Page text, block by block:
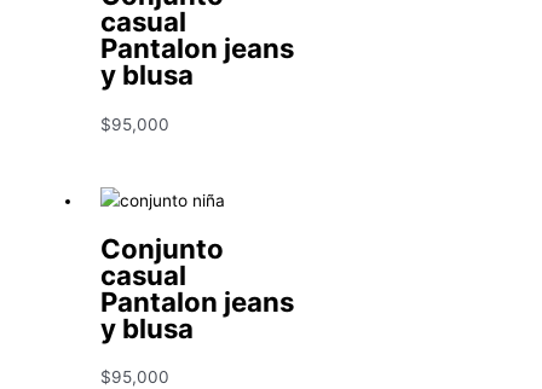
casual
Pantalon jeans
y blusa
$95,000
Conjunto
casual
Pantalon jeans
y blusa
$95,000